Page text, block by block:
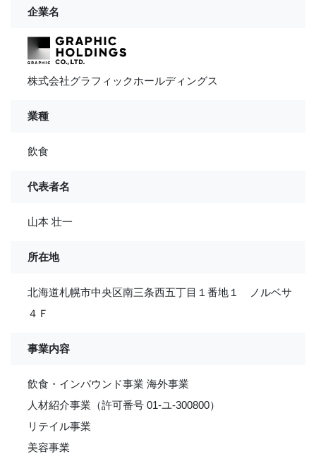
企業名
株式会社グラフィックホールディングス
業種
飲食
代表者名
山本 壮一
所在地
北海道札幌市中央区南三条西五丁目１番地１ ノルベサ
４Ｆ
事業内容
飲食・インバウンド事業 海外事業
人材紹介事業（許可番号 01-ユ-300800）
リテイル事業
美容事業